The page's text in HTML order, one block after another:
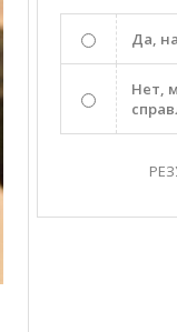
Да,
Нет,